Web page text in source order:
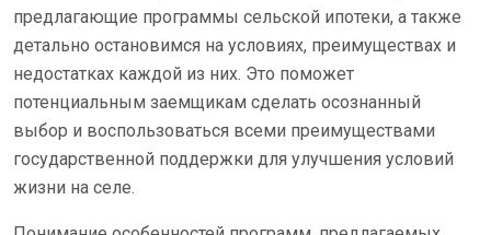
предлагающие программы сельской ипотеки, а также
детально остановимся на условиях, преимуществах и
недостатках каждой из них. Это поможет
потенциальным заемщикам сделать осознанный
выбор и воспользоваться всеми преимуществами
государственной поддержки для улучшения условий
жизни на селе.